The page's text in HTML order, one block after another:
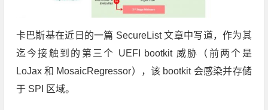
卡巴斯基在近日的一篇 SecureList 文章中写道，作为其
迄今接触到的第三个 UEFI bootkit 威胁（前两个是
LoJax 和 MosaicRegressor），该 bootkit 会感染并存储
于 SPI 区域。